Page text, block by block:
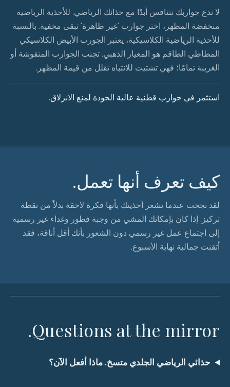
لا تدع جواربك تتنافس أبدًا مع حذائك الرياضي. للأحذية الرياضية
منخفضة المظهر، اختر جوارب 'غير ظاهرة' تبقى مخفية. بالنسبة
للأحذية الرياضية الكلاسيكية، يعتبر الجورب الأبيض الكلاسيكي
المطاطي الطاقم هو المعيار الذهبي. تجنب الجوارب المنقوشة أو
الغريبة تمامًا؛ فهي تشتيت للانتباه تقلل من قيمة المظهر.
استثمر في جوارب قطنية عالية الجودة لمنع الانزلاق.
كيف تعرف أنها تعمل.
لقد نجحت عندما تشعر أحذيتك بأنها فكرة لاحقة بدلاً من نقطة
تركيز. إذا كان بإمكانك المشي من وجبة فطور وغداء غير رسمية
إلى اجتماع عمل غير رسمي دون الشعور بأنك أقل أناقة، فقد
أتقنت جمالية نهاية الأسبوع.
Questions at the mirror.
حذائي الرياضي الجلدي متسخ. ماذا أفعل الآن؟